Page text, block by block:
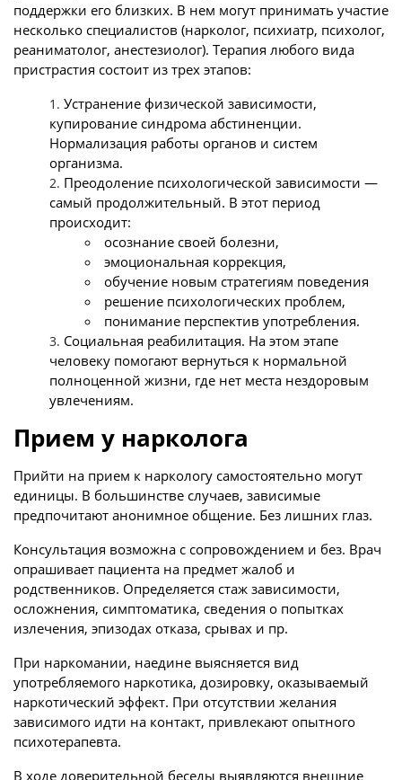
поддержки его близких. В нем могут принимать участие
несколько специалистов (нарколог, психиатр, психолог,
реаниматолог, анестезиолог). Терапия любого вида
пристрастия состоит из трех этапов:
Устранение физической зависимости,
купирование синдрома абстиненции.
Нормализация работы органов и систем
организма.
Преодоление психологической зависимости —
самый продолжительный. В этот период
происходит:
осознание своей болезни,
эмоциональная коррекция,
обучение новым стратегиям поведения
решение психологических проблем,
понимание перспектив употребления.
Социальная реабилитация. На этом этапе
человеку помогают вернуться к нормальной
полноценной жизни, где нет места нездоровым
увлечениям.
Прием у нарколога
Прийти на прием к наркологу самостоятельно могут
единицы. В большинстве случаев, зависимые
предпочитают анонимное общение. Без лишних глаз.
Консультация возможна с сопровождением и без. Врач
опрашивает пациента на предмет жалоб и
родственников. Определяется стаж зависимости,
осложнения, симптоматика, сведения о попытках
излечения, эпизодах отказа, срывах и пр.
При наркомании, наедине выясняется вид
употребляемого наркотика, дозировку, оказываемый
наркотический эффект. При отсутствии желания
зависимого идти на контакт, привлекают опытного
психотерапевта.
В ходе доверительной беседы выявляются внешние